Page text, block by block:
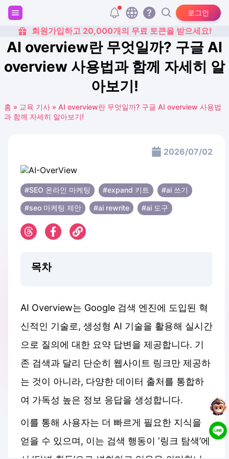
로그인
회원가입하고 20,000개의 무료 토큰을 받으세요!
AI overview란 무엇일까? 구글 AI
overview 사용법과 함께 자세히 알
아보기!
홈 » 교육 기사 » AI overview란 무엇일까? 구글 AI overview 사용법
과 함께 자세히 알아보기!
2026/07/02
#SEO 온라인 마케팅 #expand 키트 #ai 쓰기
#seo 마케팅 제안 #ai rewrite #ai 도구
목차
AI Overview는 Google 검색 엔진에 도입된 혁
신적인 기술로, 생성형 AI 기술을 활용해 실시간
으로 질의에 대한 요약 답변을 제공합니다. 기
존 검색과 달리 단순히 웹사이트 링크만 제공하
는 것이 아니라, 다양한 데이터 출처를 통합하
여 가독성 높은 정보 응답을 생성합니다.
이를 통해 사용자는 더 빠르게 필요한 지식을
얻을 수 있으며, 이는 검색 행동이 ‘링크 탐색’에